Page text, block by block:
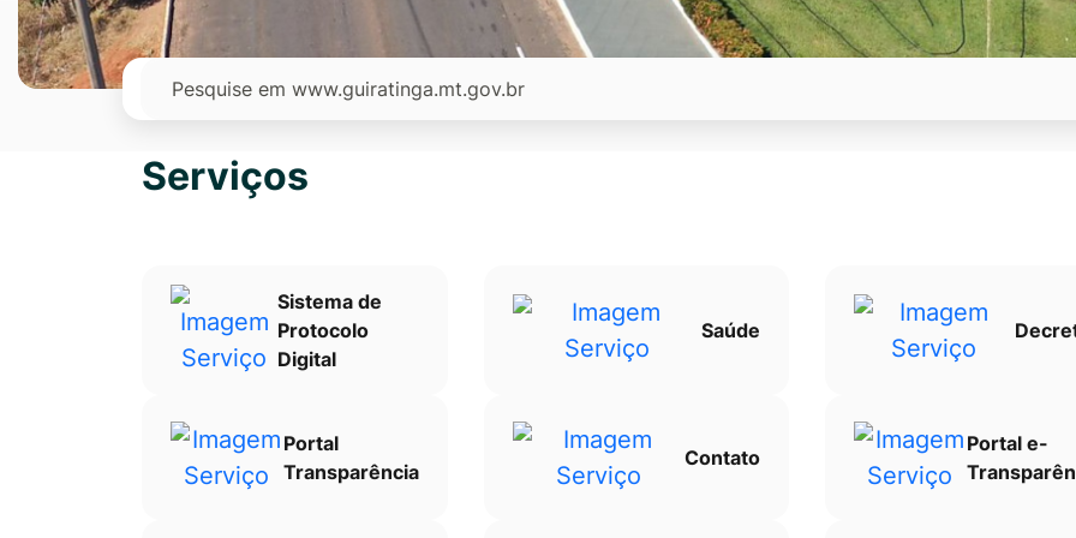
Ir
para
rodapé
[alt+4]
Pesquisar
Serviços
Sistema de
Protocolo
Digital
Saúde
Portal
Transparência
Contato
Portal e-